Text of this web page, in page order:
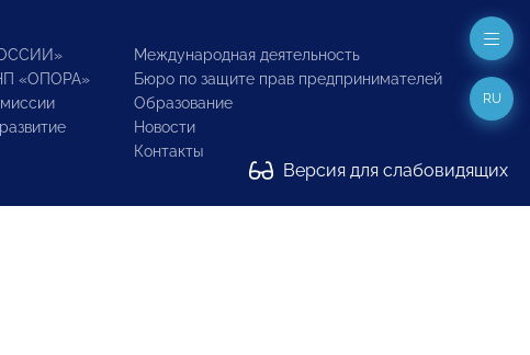
«ОПОРА»
Международная деятельность
Бюро по защите прав предпринимателей
Образование
Новости
Контакты
Версия для слабовидящих
RU